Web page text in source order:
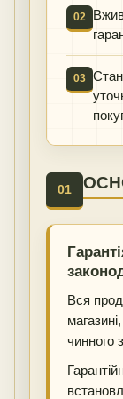
02
03
01
Вся
чинного